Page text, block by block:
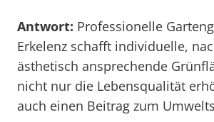
Antwort: Professionelle
Erkelenz schafft individuelle,
ästhetisch ansprechende
nicht nur die Lebensqualität
auch einen Beitrag zum